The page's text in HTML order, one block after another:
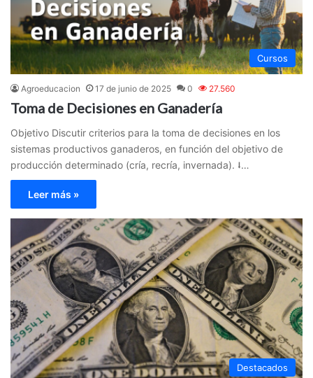
Cursos
Agroeducacion 17 de junio de 2025 0 27.560
Toma de Decisiones en Ganadería
Objetivo Discutir criterios para la toma de decisiones en los
sistemas productivos ganaderos, en función del objetivo de
producción determinado (cría, recría, invernada). ⭣…
Leer más »
Destacados